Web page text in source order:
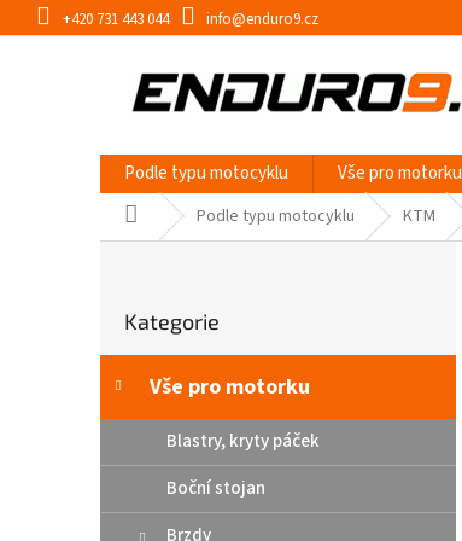
na
+420 731 443 044 info@enduro9.cz
Podle typu motocyklu Vše pro motorku
Domů Podle typu motocyklu KTM
r
n
í
a
kategorie
Kategorie
Vše pro motorku
Blastry, kryty páček
Boční stojan
Brzdy